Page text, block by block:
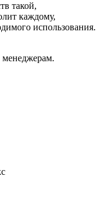
такой,
каждому,
использования.
менеджерам.